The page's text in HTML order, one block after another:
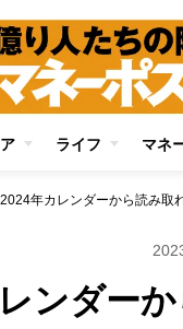
ライフ マネ
ンダー